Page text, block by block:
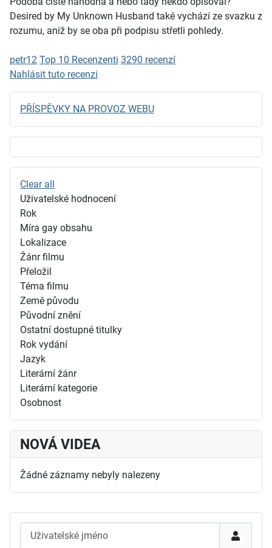
Desired by My Unknown Husband také vychází ze svazku z
rozumu, aniž by se oba při podpisu střetli pohledy.
petr12 Top 10 Recenzenti 3290 recenzí
Nahlásit tuto recenzi
PŘÍSPĚVKY NA PROVOZ WEBU
Clear all
Uživatelské hodnocení
Rok
Míra gay obsahu
Lokalizace
Žánr filmu
Přeložil
Téma filmu
Země původu
Původní znění
Ostatní dostupné titulky
Rok vydání
Jazyk
Literární žánr
Literární kategorie
Osobnost
NOVÁ VIDEA
Žádné záznamy nebyly nalezeny